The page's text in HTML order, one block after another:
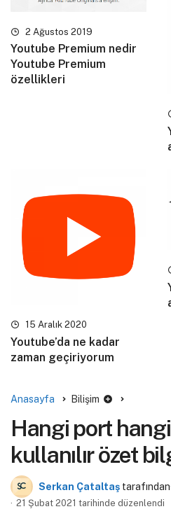
2 Ağustos 2019
Youtube Premium nedir
Youtube Premium
özellikleri
15 Aralık 2020
Youtube’da ne kadar
zaman geçiriyorum
Anasayfa Bilişim
Hangi port
kullanılır özet
Serkan Çataltaş tarafından
21 Şubat 2021 tarihinde düzenlendi